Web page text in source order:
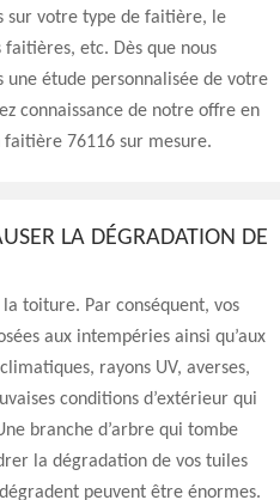
sur votre type de faitière, le
etc. Dès que nous
étude personnalisée de votre
connaissance de notre offre en
76116 sur mesure.
LA DÉGRADATION DE
toiture. Par conséquent, vos
aux intempéries ainsi qu’aux
rayons UV, averses,
conditions d’extérieur qui
branche d’arbre qui tombe
la dégradation de vos tuiles
peuvent être énormes.